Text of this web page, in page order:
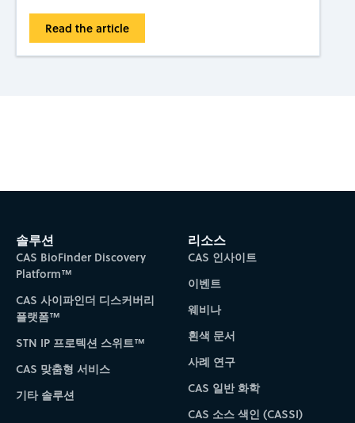
Read the article
솔루션
CAS BioFinder Discovery
Platform™
CAS 사이파인더 디스커버리
플랫폼™
STN IP 프로텍션 스위트™
CAS 맞춤형 서비스
기타 솔루션
리소스
CAS 인사이트
이벤트
웨비나
흰색 문서
사례 연구
CAS 일반 화학
CAS 소스 색인 (CASSI)